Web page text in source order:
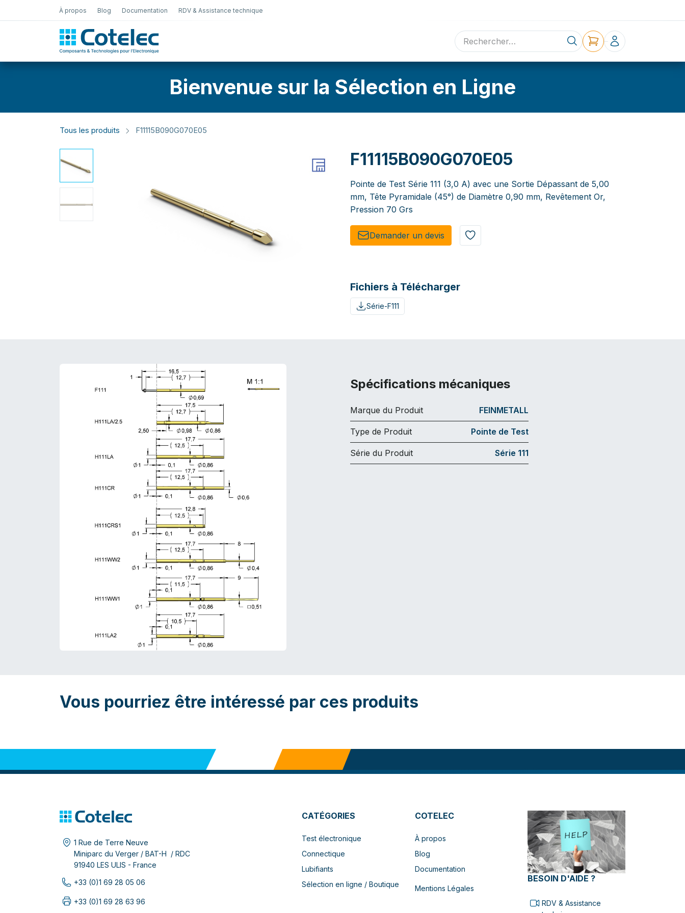
À propos Blog Documentation RDV & Assistance technique
Sélection en ligne Contact
Bienvenue sur la Sélection en Ligne
Tous les produits F11115B090G070E05
F11115B090G070E05
Pointe de Test Série 111 (3,0 A) avec une Sortie Dépassant de 5,00
mm, Tête Pyramidale (45°) de Diamètre 0,90 mm, Revêtement Or,
Pression 70 Grs
Demander un de​​vis​​
Fichiers à Télécharger
Série-F111
Spécifications mécaniques
Marque du Produit FEINMETALL
Type de Produit Pointe de Test
Série du Produit Série 111
Vous pourriez être intéressé par ces produits
1 Rue de Terre Neuve
Miniparc du Verger / BAT-H / RDC
91940 LES ULIS - France
+33 (0)1 69 28 05 06
+33 (0)1 69 28 63 96
CATÉGORIES
Test électronique
Connectique
Lubifiants
Sélection en ligne / Boutique
COTELEC
À propos
Blog
Documentation
Mentions Légales
BESOIN D'AIDE ?
RDV & Assistance